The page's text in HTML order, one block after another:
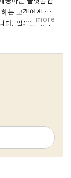
는 고객에게 추
다. 일본의 매력
more